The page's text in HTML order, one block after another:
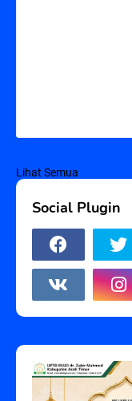
Lihat Semua
Social Plugin